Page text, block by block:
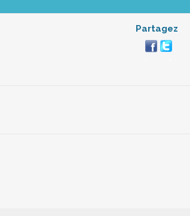
Partagez